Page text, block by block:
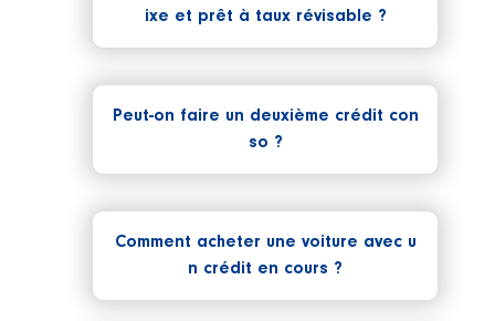
ixe et prêt à taux révisable ?
Peut-on faire un deuxième crédit con
so ?
Comment acheter une voiture avec u
n crédit en cours ?